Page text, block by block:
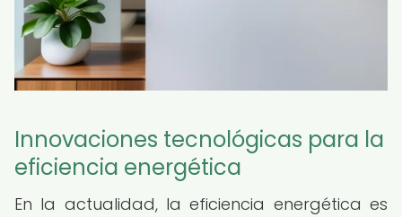
Innovaciones tecnológicas para la
eficiencia energética
En la actualidad, la eficiencia energética es